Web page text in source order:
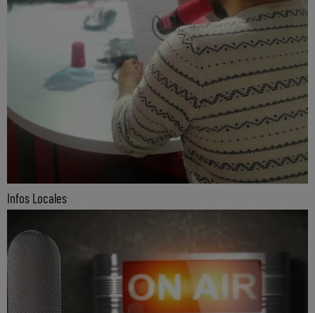
Infos Locales